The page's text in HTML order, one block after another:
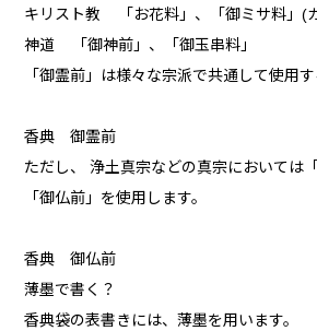
キリスト教 「お花料」、「御ミサ料」(
神道 「御神前」、「御玉串料」
「御霊前」は様々な宗派で共通して使用
香典 御霊前
ただし、 浄土真宗などの真宗においては
「御仏前」を使用します。
香典 御仏前
薄墨で書く？
香典袋の表書きには、薄墨を用います。